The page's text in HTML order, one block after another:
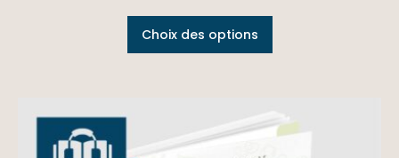
Choix des options